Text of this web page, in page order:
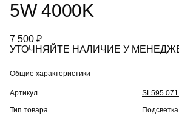
5W 4000K
7 500 ₽
УТОЧНЯЙТЕ НАЛИЧИЕ У
Общие характеристики
Артикул
Тип товара